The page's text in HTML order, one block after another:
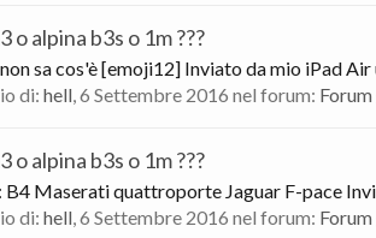
o alpina b3s o 1m ???
sa cos'è [emoji12] Inviato da mio iPad
di: hell,6 Settembre 2016 nel forum:
o alpina b3s o 1m ???
B4 Maserati quattroporte Jaguar F-pace
di: hell,6 Settembre 2016 nel forum: